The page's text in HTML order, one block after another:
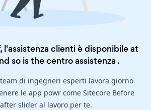
clienti è disponibile at
so is thecentro assistenza .
di ingegneri esperti lavora giorno
le app powr come Sitecore Before
slider al lavoro per te.